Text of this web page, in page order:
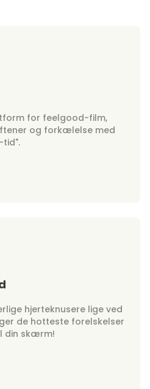
for feelgood-film,
og forkælelse med
tid".
hjerteknusere lige ved
de hotteste forelskelser
din skærm!